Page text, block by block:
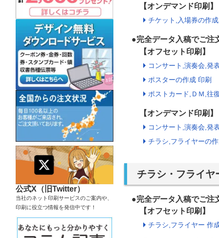
公式X（旧Twitter）
当社のネット印刷サービスのご案内や、
印刷に役立つ情報を発信中です！
【オンデマンド印刷】
チケット,入場券の作
●完全データ入稿でご
【オフセット印刷】
コンサート,演奏会,発
ポスターの作成 印刷
ポストカード,ＤＭ,往
【オンデマンド印刷】
コンサート,演奏会,発
チラシ,フライヤーの
チラシ・フライヤ
●完全データ入稿でご注
【オフセット印刷】
チラシ,フライヤー 作